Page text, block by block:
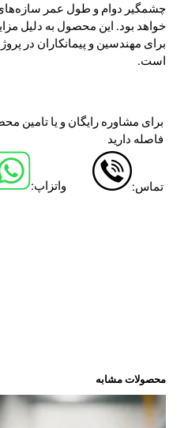
چشمگیر دوام و طول عمر
خواهد بود. این محصول به دلیل
برای مهندسین و پیمانکاران در
است.
برای مشاوره رایگان و یا تامین
فاصله دارید
تماس: واتزاپ:
محصولات مشابه